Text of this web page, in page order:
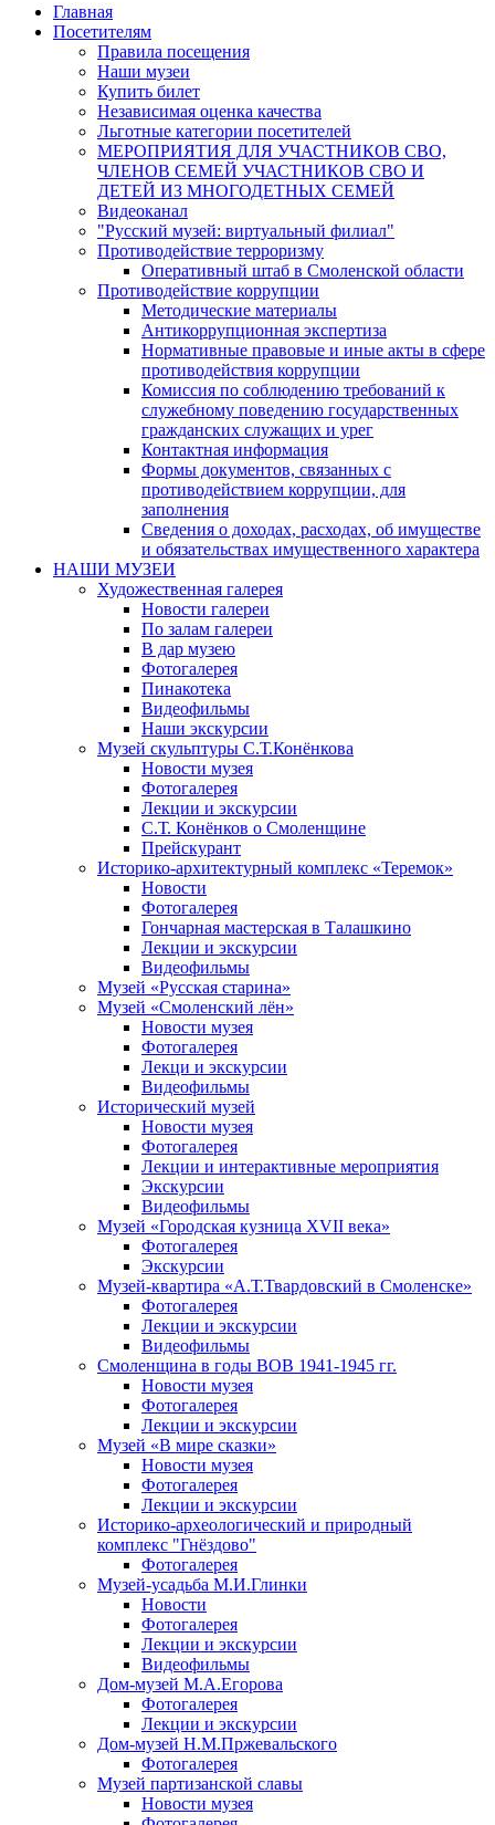
Главная
Посетителям
Правила посещения
Наши музеи
Купить билет
Независимая оценка качества
Льготные категории посетителей
МЕРОПРИЯТИЯ ДЛЯ УЧАСТНИКОВ СВО,
ЧЛЕНОВ СЕМЕЙ УЧАСТНИКОВ СВО И
ДЕТЕЙ ИЗ МНОГОДЕТНЫХ СЕМЕЙ
Видеоканал
"Русский музей: виртуальный филиал"
Противодействие терроризму
Оперативный штаб в Смоленской области
Противодействие коррупции
Методические материалы
Антикоррупционная экспертиза
Нормативные правовые и иные акты в сфере
противодействия коррупции
Комиссия по соблюдению требований к
служебному поведению государственных
гражданских служащих и урег
Контактная информация
Формы документов, связанных с
противодействием коррупции, для
заполнения
Сведения о доходах, расходах, об имуществе
и обязательствах имущественного характера
НАШИ МУЗЕИ
Художественная галерея
Новости галереи
По залам галереи
В дар музею
Фотогалерея
Пинакотека
Видеофильмы
Наши экскурсии
Музей скульптуры С.Т.Конёнкова
Новости музея
Фотогалерея
Лекции и экскурсии
С.Т. Конёнков о Смоленщине
Прейскурант
Историко-архитектурный комплекс «Теремок»
Новости
Фотогалерея
Гончарная мастерская в Талашкино
Лекции и экскурсии
Видеофильмы
Музей «Русская старина»
Музей «Смоленский лён»
Новости музея
Фотогалерея
Лекци и экскурсии
Видеофильмы
Исторический музей
Новости музея
Фотогалерея
Лекции и интерактивные мероприятия
Экскурсии
Видеофильмы
Музей «Городская кузница XVII века»
Фотогалерея
Экскурсии
Музей-квартира «А.Т.Твардовский в Смоленске»
Фотогалерея
Лекции и экскурсии
Видеофильмы
Смоленщина в годы ВОВ 1941-1945 гг.
Новости музея
Фотогалерея
Лекции и экскурсии
Музей «В мире сказки»
Новости музея
Фотогалерея
Лекции и экскурсии
Историко-археологический и природный
комплекс "Гнёздово"
Фотогалерея
Музей-усадьба М.И.Глинки
Новости
Фотогалерея
Лекции и экскурсии
Видеофильмы
Дом-музей М.А.Егорова
Фотогалерея
Лекции и экскурсии
Дом-музей Н.М.Пржевальского
Фотогалерея
Музей партизанской славы
Новости музея